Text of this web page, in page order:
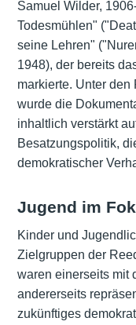
Samuel Wilder,
Todesmühlen"
seine Lehren"
1948), der bereits
markierte. Unter den
wurde die
inhaltlich verstärkt
Besatzungspolitik,
demokratischer
Jugend im
Kinder und
Zielgruppen der
waren einerseits mit
andererseits
zukünftiges